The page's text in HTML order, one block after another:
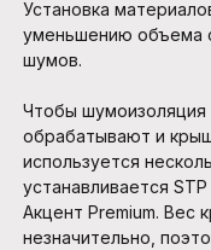
Установка
уменьшению объема
шумов.
Чтобы шумоизоляция
обрабатывают и
используется
устанавливается
Акцент Premium. Вес
незначительно,